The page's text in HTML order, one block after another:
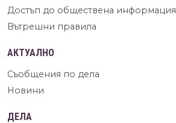
Достъп до обществена информация
Вътрешни правила
АКТУАЛНО
Съобщения по дела
Новини
ДЕЛА